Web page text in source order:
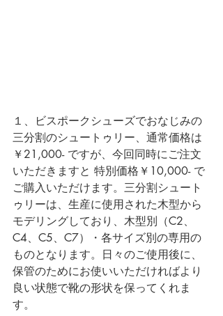
１、ビスポークシューズでおなじみの
三分割のシュートゥリー、通常価格は
￥21,000- ですが、今回同時にご注文
いただきますと 特別価格￥10,000- で
ご購入いただけます。三分割シュート
ゥリーは、生産に使用された木型から
モデリングしており、木型別（C2、
C4、C5、C7）・各サイズ別の専用の
ものとなります。日々のご使用後に、
保管のためにお使いいただければより
良い状態で靴の形状を保ってくれま
す。